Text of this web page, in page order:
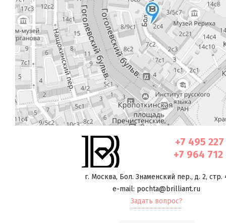
+7 495
+7 964
г. Москва, Бол. Знаменский пер., д. 2, стр.
e-mail: pochta@brilliant.ru
Задать вопрос?